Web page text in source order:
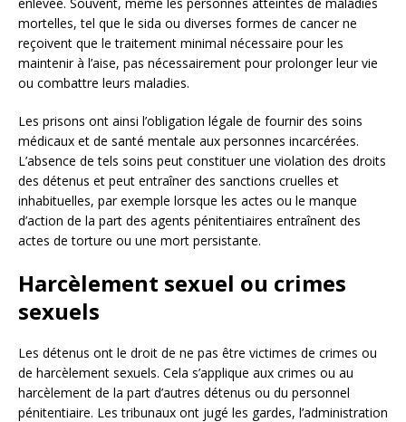
mortelles, tel que le sida ou diverses formes de cancer ne
reçoivent que le traitement minimal nécessaire pour les
maintenir à l’aise, pas nécessairement pour prolonger leur vie
ou combattre leurs maladies.
Les prisons ont ainsi l’obligation légale de fournir des soins
médicaux et de santé mentale aux personnes incarcérées.
L’absence de tels soins peut constituer une violation des droits
des détenus et peut entraîner des sanctions cruelles et
inhabituelles, par exemple lorsque les actes ou le manque
d’action de la part des agents pénitentiaires entraînent des
actes de torture ou une mort persistante.
Harcèlement sexuel ou crimes
sexuels
Les détenus ont le droit de ne pas être victimes de crimes ou
de harcèlement sexuels. Cela s’applique aux crimes ou au
harcèlement de la part d’autres détenus ou du personnel
pénitentiaire. Les tribunaux ont jugé les gardes, l’administration